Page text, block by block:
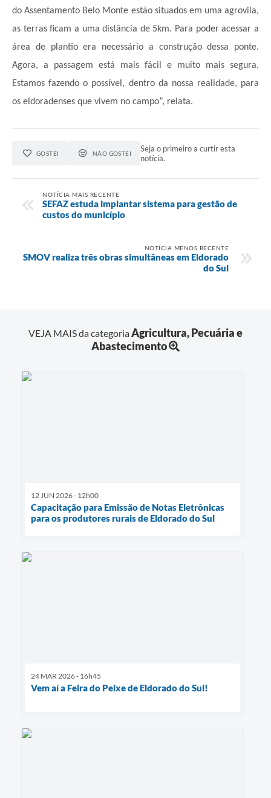
do Assentamento Belo Monte estão situados em uma agrovila,
as terras ficam a uma distância de 5km. Para poder acessar a
área de plantio era necessário a construção dessa ponte.
Agora, a passagem está mais fácil e muito mais segura.
Estamos fazendo o possível, dentro da nossa realidade, para
os eldoradenses que vivem no campo”, relata.
GOSTEI NÃO GOSTEI
Seja o primeiro a curtir esta
notícia.
NOTÍCIA MAIS RECENTE
SEFAZ estuda implantar sistema para gestão de
custos do município
NOTÍCIA MENOS RECENTE
SMOV realiza três obras simultâneas em Eldorado
do Sul
VEJA MAIS da categoriaAgricultura, Pecuária e
Abastecimento
12 JUN 2026 - 12h00
Capacitação para Emissão de Notas Eletrônicas
para os produtores rurais de Eldorado do Sul
24 MAR 2026 - 16h45
Vem aí a Feira do Peixe de Eldorado do Sul!